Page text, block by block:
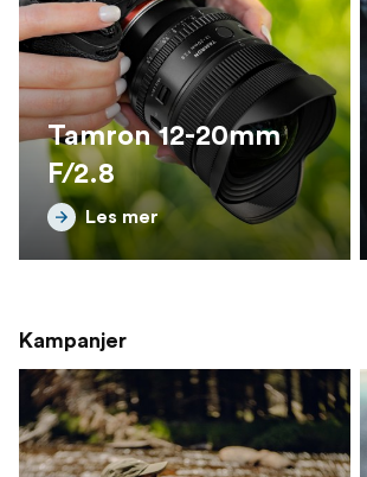
Tamron 12-20mm
F/2.8
Les mer
Kampanjer